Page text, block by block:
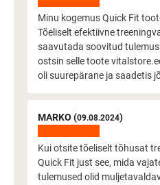
Minu kogemus Quick Fit
Tõeliselt efektiivne
saavutada soovitud
ostsin selle toote
oli suurepärane ja saadetis
MARKO (09.08.2024)
Kui otsite tõeliselt tõhusat
Quick Fit just see, mida
tulemused olid